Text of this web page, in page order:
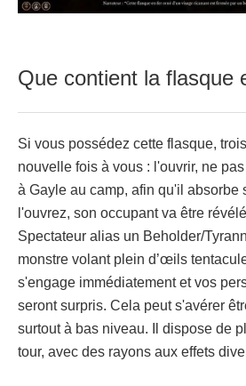
Que contient la flasque
Si vous possédez cette flasque,
nouvelle fois à vous : l'ouvrir, ne
à Gayle au camp, afin qu'il absorbe
l'ouvrez, son occupant va être
Spectateur alias un Beholder/
monstre volant plein d’œils
s'engage immédiatement et vos
seront surpris. Cela peut s'avérer
surtout à bas niveau. Il dispose de
tour, avec des rayons aux effets